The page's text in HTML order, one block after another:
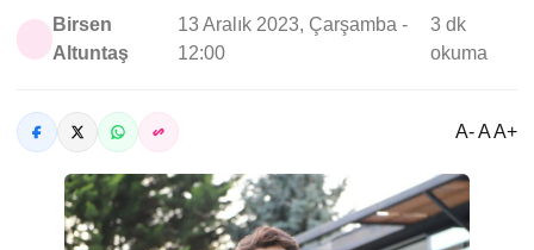
Birsen
Altuntaş
13 Aralık 2023, Çarşamba -
12:00
3 dk
okuma
A- A A+